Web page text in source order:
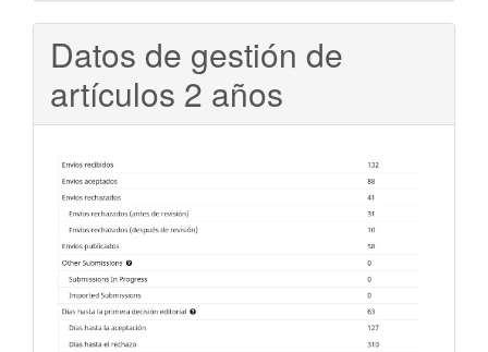
Datos de gestión de
artículos 2 años